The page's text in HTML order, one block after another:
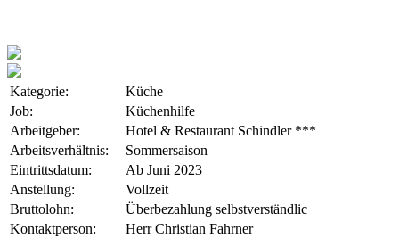
Kategorie:
Küche
Job:
Küchenhilfe
Arbeitgeber:
Hotel & Restaurant Schindler ***
Arbeitsverhältnis:
Sommersaison
Eintrittsdatum:
Ab Juni 2023
Anstellung:
Vollzeit
Bruttolohn:
Überbezahlung selbstverständlic
Kontaktperson:
Herr Christian Fahrner